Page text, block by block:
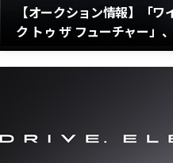
【オークション情報】「
ク トゥ ザ フューチャー」
た伝説的な車両が競売にか